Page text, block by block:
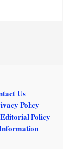
Us
Policy
Editorial Policy